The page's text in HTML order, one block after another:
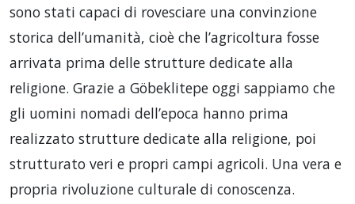
sono stati capaci di rovesciare una convinzione
storica dell’umanità, cioè che l’agricoltura fosse
arrivata prima delle strutture dedicate alla
religione. Grazie a Göbeklitepe oggi sappiamo che
gli uomini nomadi dell’epoca hanno prima
realizzato strutture dedicate alla religione, poi
strutturato veri e propri campi agricoli. Una vera e
propria rivoluzione culturale di conoscenza.